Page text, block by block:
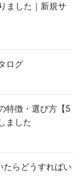
ました｜新規サ
ログ
特徴・選び方【5
ました
たらどうすればい